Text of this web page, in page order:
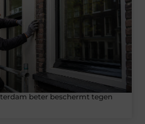
beter beschermt tegen